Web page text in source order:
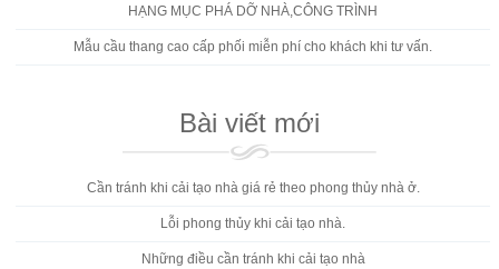
HẠNG MỤC PHÁ DỠ NHÀ,CÔNG TRÌNH
Mẫu cầu thang cao cấp phối miễn phí cho khách khi tư vấn.
Bài viết mới
Cần tránh khi cải tạo nhà giá rẻ theo phong thủy nhà ở.
Lỗi phong thủy khi cải tạo nhà.
Những điều cần tránh khi cải tạo nhà